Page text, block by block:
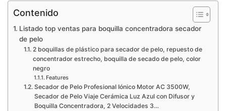
Contenido
Listado top ventas para boquilla concentradora secador
de pelo
2 boquillas de plástico para secador de pelo, repuesto de
concentrador estrecho, boquilla de secado de pelo, color
negro
Features
Secador de Pelo Profesional Iónico Motor AC 3500W,
Secador de Pelo Viaje Cerámica Luz Azul con Difusor y
Boquilla Concentradora, 2 Velocidades 3…